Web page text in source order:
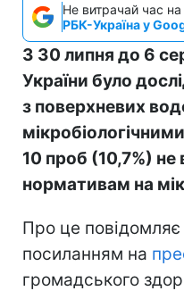
Не витрачай час
РБК-Україна у
З 30 липня до 6
України було
з поверхневих
10 проб (10,7%) не
нормативам на
Про це повідомляє
посиланням на
громадського